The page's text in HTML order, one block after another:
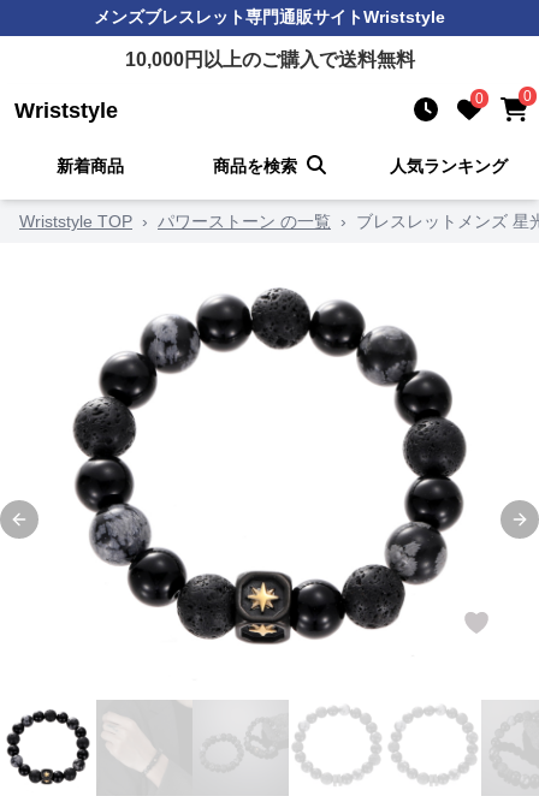
メンズブレスレット専門通販サイトWriststyle
10,000円以上のご購入で送料無料
Wriststyle 0 0
新着商品 商品を検索 人気ランキング
Wriststyle TOP › パワーストーン の一覧 › ブレスレットメンズ 星
Previous slide